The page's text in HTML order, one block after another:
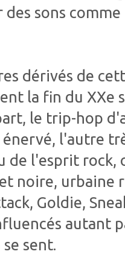
sons
dérivés de
la fin du XXe
le trip-hop
l'autre
de l'esprit
noire, urbaine
Goldie,
autant
sent.